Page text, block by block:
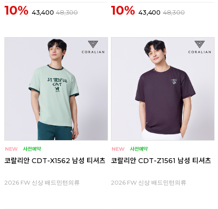
10% 43,400 48,300 10% 43,400 48,300
코랄리안 CDT-X1562 남성 티셔츠
2026 FW 신상 배드민턴의류
코랄리안 CDT-Z1561 남성 티셔츠
2026 FW 신상 배드민턴의류